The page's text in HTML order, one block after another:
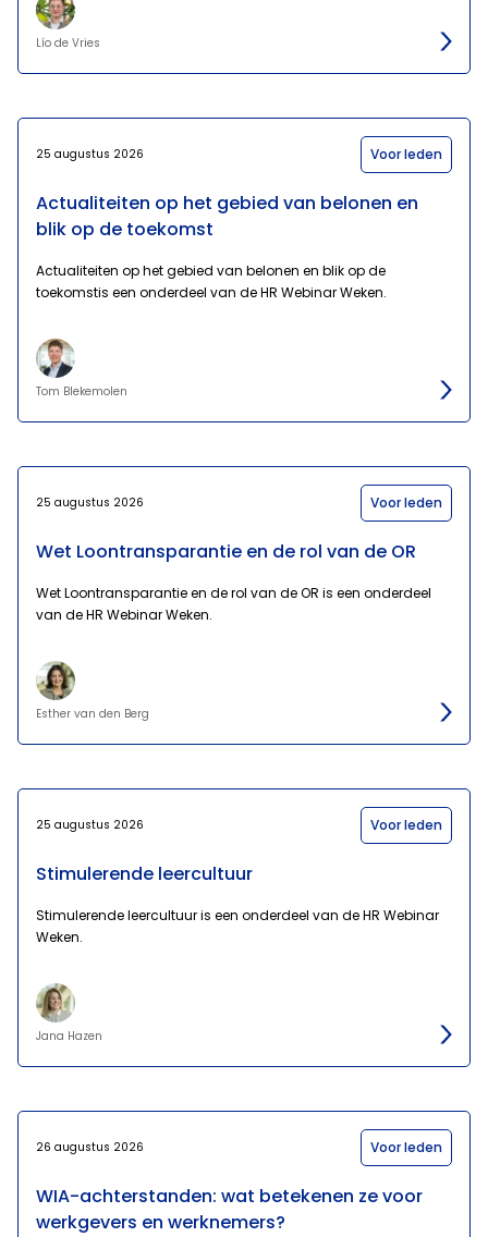
Lío de Vries
25 augustus 2026 Voor leden
Actualiteiten op het gebied van belonen en
blik op de toekomst
Actualiteiten op het gebied van belonen en blik op de
toekomstis een onderdeel van de HR Webinar Weken.
Tom Blekemolen
25 augustus 2026 Voor leden
Wet Loontransparantie en de rol van de OR
Wet Loontransparantie en de rol van de OR is een onderdeel
van de HR Webinar Weken.
Esther van den Berg
25 augustus 2026 Voor leden
Stimulerende leercultuur
Stimulerende leercultuur is een onderdeel van de HR Webinar
Weken.
Jana Hazen
26 augustus 2026 Voor leden
WIA-achterstanden: wat betekenen ze voor
werkgevers en werknemers?